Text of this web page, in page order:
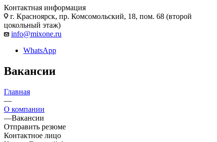
Контактная информация
г. Красноярск, пр. Комсомольский, 18, пом. 68 (второй
цокольный этаж)
info@mixone.ru
WhatsApp
Вакансии
Главная
—
О компании
—Вакансии
Отправить резюме
Контактное лицо